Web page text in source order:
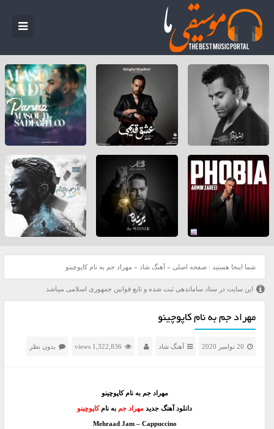
شما اینجا هستید : صفحه اصلی » آهنگ شاد » مهراد جم به نام کاپوچینو
این سایت در ستاد ساماندهی ثبت شده و تابع قوانین جمهوری اسلامی میباشد
مهراد جم به نام کاپوچینو
20 نوامبر 2020 آهنگ شاد 1,322,836 views بدون نظر
مهراد جم به نام کاپوچینو
دانلود آهنگ جدید مهراد جم به نامکاپوچینو
Mehraad Jam – Cappuccino